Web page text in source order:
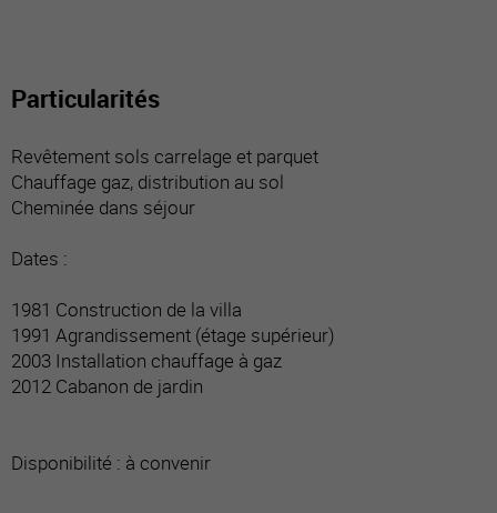
Particularités
Revêtement sols carrelage et parquet
Chauffage gaz, distribution au sol
Cheminée dans séjour
Dates :
1981 Construction de la villa
1991 Agrandissement (étage supérieur)
2003 Installation chauffage à gaz
2012 Cabanon de jardin
Disponibilité : à convenir